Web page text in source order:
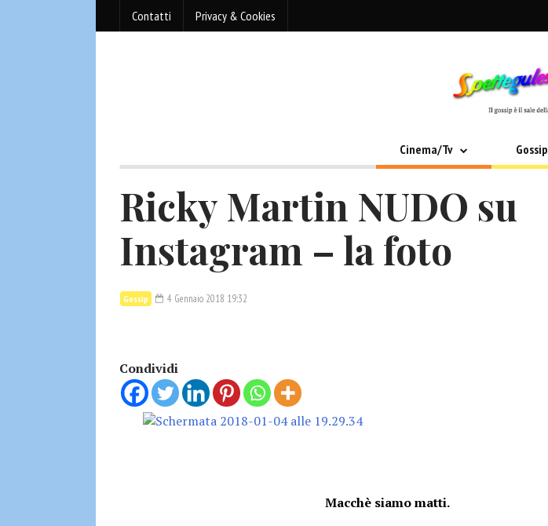
Contatti Privacy & Cookies
Cinema/Tv Gossip
Ricky Martin NUDO su
Instagram – la foto
Gossip 4 Gennaio 2018 19:32
Condividi
Macchè siamo matti.